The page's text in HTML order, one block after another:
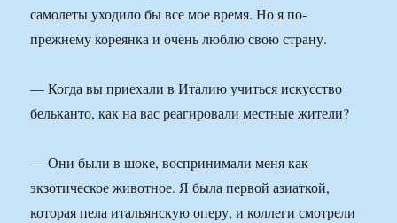
самолеты уходило бы все мое время. Но я по-
прежнему кореянка и очень люблю свою страну.
— Когда вы приехали в Италию учиться искусство
бельканто, как на вас реагировали местные жители?
— Они были в шоке, воспринимали меня как
экзотическое животное. Я была первой азиаткой,
которая пела итальянскую оперу, и коллеги смотрели